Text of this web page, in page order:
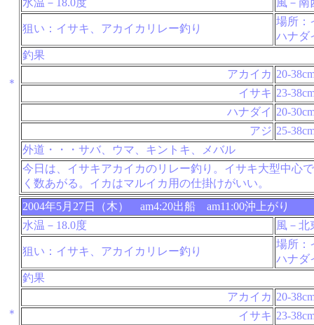
＊
水温－18.0度 風－南
狙い：イサキ、アカイカリレー釣り
場所：
ハナダ
釣果
アカイカ 20-
イサキ 23-
ハナダイ 20-
アジ 25-
外道・・・サバ、ウマ、キントキ、メバル
今日は、イサキアカイカのリレー釣り。イサキ大型中心
く数あがる。イカはマルイカ用の仕掛けがいい。
＊
2004年5月27日（木） am4:20出船 am11:00沖上がり
水温－18.0度
風－北
狙い：イサキ、アカイカリレー釣り
場所：
ハナダ
釣果
アカイカ 20-
イサキ 23-